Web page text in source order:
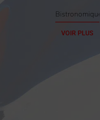
Bistronomique
VOIR PLUS